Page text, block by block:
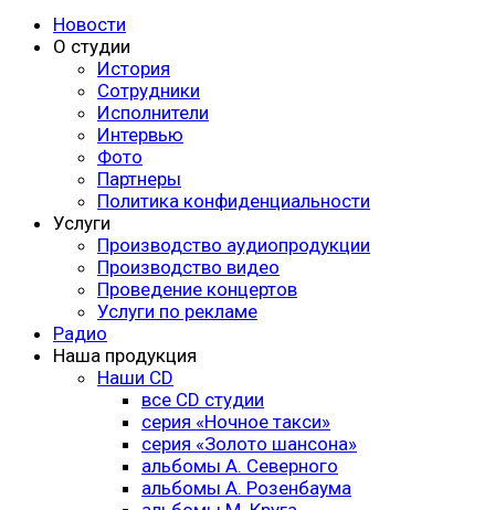
Новости
О студии
История
Сотрудники
Исполнители
Интервью
Фото
Партнеры
Политика конфиденциальности
Услуги
Производство аудиопродукции
Производство видео
Проведение концертов
Услуги по рекламе
Радио
Наша продукция
Наши CD
все CD студии
серия «Ночное такси»
серия «Золото шансона»
альбомы А. Северного
альбомы А. Розенбаума